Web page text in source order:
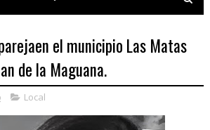
el municipio Las Matas
de la Maguana.
Local